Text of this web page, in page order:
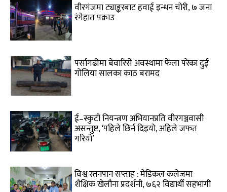
वीरगंजमा ट्याङ्करबाट हवाई इन्धन चोरी, ७ जना
रंगेहात पक्राउ
पर्सागढीमा बेवारिसे अवस्थामा फेला परेका दुई
गोलिया सालका काठ बरामद
ई–स्कुटी नियन्त्रण अभियानप्रति वीरगञ्जवासी
असन्तुष्ट, ‘पहिले छिर्न दिइयो, अहिले जफत
गरियो’
विश्व स्तनपान सप्ताह : मेडिकल कलेजमा
शैक्षिक खेलौना प्रदर्शनी, ७६२ विद्यार्थी सहभागी